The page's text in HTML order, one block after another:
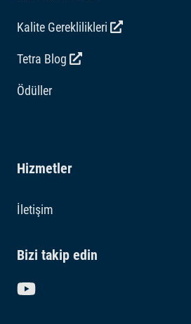
Kalite Gereklilikleri
Tetra Blog
Ödüller
Hizmetler
İletişim
Bizi takip edin